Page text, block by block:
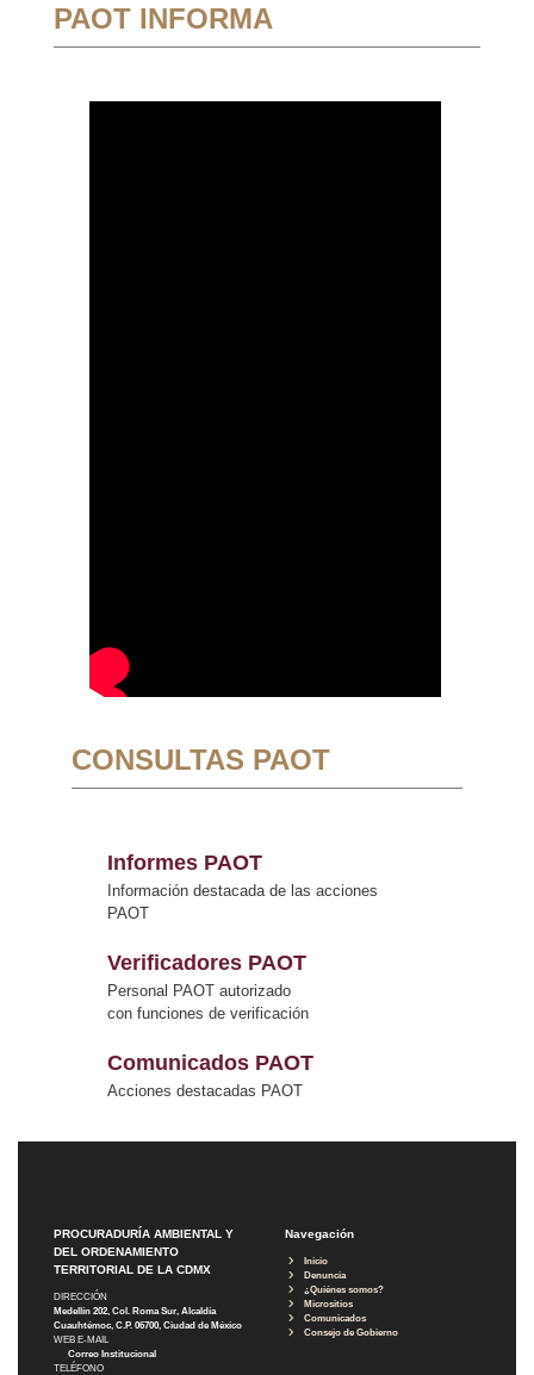
PAOT INFORMA
CONSULTAS PAOT
Informes PAOT
Información destacada de las acciones
PAOT
Verificadores PAOT
Personal PAOT autorizado
con funciones de verificación
Comunicados PAOT
Acciones destacadas PAOT
PROCURADURÍA AMBIENTAL Y
DEL ORDENAMIENTO
TERRITORIAL DE LA CDMX
DIRECCIÓN
Medellín 202, Col. Roma Sur, Alcaldía
Cuauhtémoc, C.P. 06700, Ciudad de México
WEB E-MAIL
Correo Institucional
TELÉFONO
Navegación
Inicio
Denuncia
¿Quiénes somos?
Micrositios
Comunicados
Consejo de Gobierno